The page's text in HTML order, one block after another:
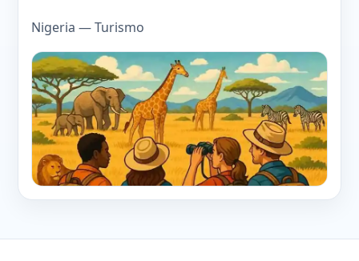
Nigeria — Turismo